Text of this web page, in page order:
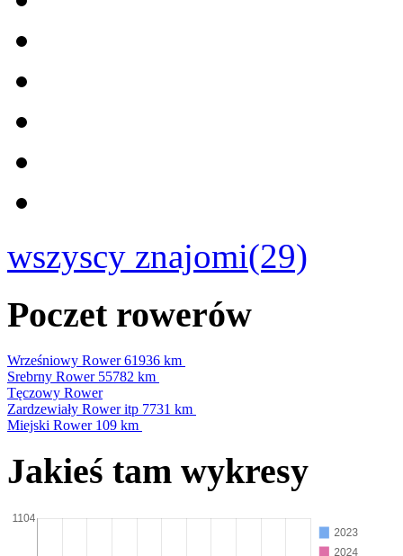
wszyscy znajomi(29)
Poczet rowerów
Wrześniowy Rower61936 km
Srebrny Rower 55782 km
Tęczowy Rower
Zardzewiały Rower itp 7731 km
Miejski Rower 109 km
Jakieś tam wykresy